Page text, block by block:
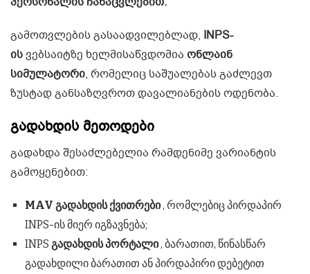
გამოთვლების გასაადვილებლად, INPS-
ისვებსაიტზე ხელმისაწვდომია ონლაინ
სიმულატორი, რომელიც საშუალებას გაძლევთ
ზუსტად განსაზღვროთ დავალიანების ოდენობა.
გადახდის მეთოდები
გადახდა შესაძლებელია რამდენიმე ვარიანტის
გამოყენებით:
MAV გადახდის ქვითრები, რომლებიც პირდაპირ
INPS-ის მიერ იგზავნება;
INPS გადახდის პორტალი, ბარათით, წინასწარ
გადახდილი ბარათით ან პირდაპირი დებეტით